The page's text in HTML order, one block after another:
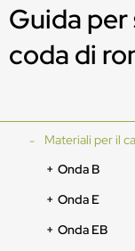
Guida
coda di
Materiali per il
Onda B
Onda E
Onda EB